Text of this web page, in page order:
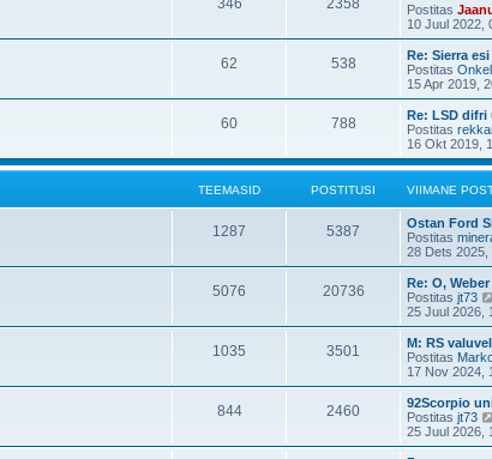
Postitas
10 Juul 2022,
62 538
Re: Sierra
Postitas
15 Apr 2019,
60 788
Re: LSD
Postitas
16 Okt 2019,
TEEMASID POSTITUSI VIIMANE
1287 5387
Ostan Ford
Postitas
28 Dets 2025,
5076 20736
Re: O,
Postitas jt73
25 Juul 2026,
1035 3501
M: RS
Postitas
17 Nov 2024,
844 2460
92Scorpio
Postitas jt73
25 Juul 2026,